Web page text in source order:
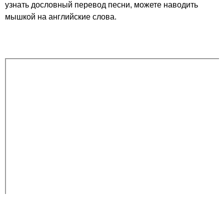
узнать дословный перевод песни, можете наводить
мышкой на английские слова.